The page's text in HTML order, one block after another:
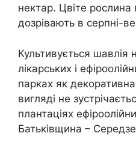
нектар. Цвіте рослина
дозрівають в серпні-
Культивується шавлія
лікарських і
парках як
вигляді не
плантаціях
Батьківщина –